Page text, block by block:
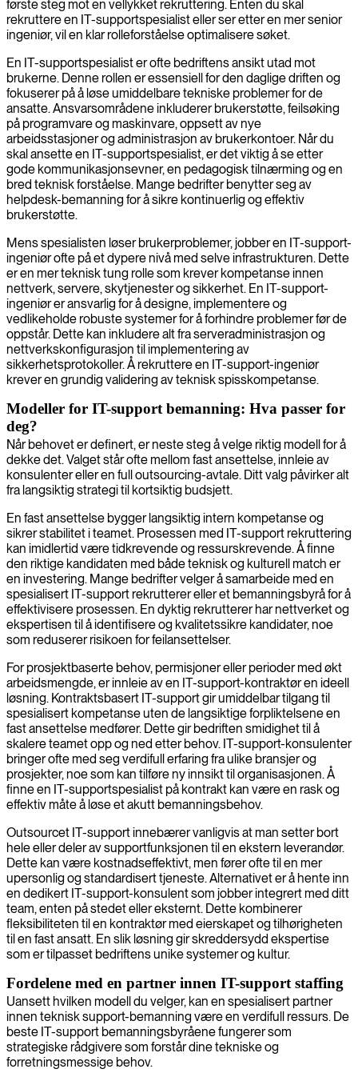
første steg mot en vellykket rekruttering. Enten du skal
rekruttere en IT-supportspesialist eller ser etter en mer senior
ingeniør, vil en klar rolleforståelse optimalisere søket.
En IT-supportspesialist er ofte bedriftens ansikt utad mot
brukerne. Denne rollen er essensiell for den daglige driften og
fokuserer på å løse umiddelbare tekniske problemer for de
ansatte. Ansvarsområdene inkluderer brukerstøtte, feilsøking
på programvare og maskinvare, oppsett av nye
arbeidsstasjoner og administrasjon av brukerkontoer. Når du
skal ansette en IT-supportspesialist, er det viktig å se etter
gode kommunikasjonsevner, en pedagogisk tilnærming og en
bred teknisk forståelse. Mange bedrifter benytter seg av
helpdesk-bemanning for å sikre kontinuerlig og effektiv
brukerstøtte.
Mens spesialisten løser brukerproblemer, jobber en IT-support-
ingeniør ofte på et dypere nivå med selve infrastrukturen. Dette
er en mer teknisk tung rolle som krever kompetanse innen
nettverk, servere, skytjenester og sikkerhet. En IT-support-
ingeniør er ansvarlig for å designe, implementere og
vedlikeholde robuste systemer for å forhindre problemer før de
oppstår. Dette kan inkludere alt fra serveradministrasjon og
nettverkskonfigurasjon til implementering av
sikkerhetsprotokoller. Å rekruttere en IT-support-ingeniør
krever en grundig validering av teknisk spisskompetanse.
Modeller for IT-support bemanning: Hva passer for
deg?
Når behovet er definert, er neste steg å velge riktig modell for å
dekke det. Valget står ofte mellom fast ansettelse, innleie av
konsulenter eller en full outsourcing-avtale. Ditt valg påvirker alt
fra langsiktig strategi til kortsiktig budsjett.
En fast ansettelse bygger langsiktig intern kompetanse og
sikrer stabilitet i teamet. Prosessen med IT-support rekruttering
kan imidlertid være tidkrevende og ressurskrevende. Å finne
den riktige kandidaten med både teknisk og kulturell match er
en investering. Mange bedrifter velger å samarbeide med en
spesialisert IT-support rekrutterer eller et bemanningsbyrå for å
effektivisere prosessen. En dyktig rekrutterer har nettverket og
ekspertisen til å identifisere og kvalitetssikre kandidater, noe
som reduserer risikoen for feilansettelser.
For prosjektbaserte behov, permisjoner eller perioder med økt
arbeidsmengde, er innleie av en IT-support-kontraktør en ideell
løsning. Kontraktsbasert IT-support gir umiddelbar tilgang til
spesialisert kompetanse uten de langsiktige forpliktelsene en
fast ansettelse medfører. Dette gir bedriften smidighet til å
skalere teamet opp og ned etter behov. IT-support-konsulenter
bringer ofte med seg verdifull erfaring fra ulike bransjer og
prosjekter, noe som kan tilføre ny innsikt til organisasjonen. Å
finne en IT-supportspesialist på kontrakt kan være en rask og
effektiv måte å løse et akutt bemanningsbehov.
Outsourcet IT-support innebærer vanligvis at man setter bort
hele eller deler av supportfunksjonen til en ekstern leverandør.
Dette kan være kostnadseffektivt, men fører ofte til en mer
upersonlig og standardisert tjeneste. Alternativet er å hente inn
en dedikert IT-support-konsulent som jobber integrert med ditt
team, enten på stedet eller eksternt. Dette kombinerer
fleksibiliteten til en kontraktør med eierskapet og tilhørigheten
til en fast ansatt. En slik løsning gir skreddersydd ekspertise
som er tilpasset bedriftens unike systemer og kultur.
Fordelene med en partner innen IT-support staffing
Uansett hvilken modell du velger, kan en spesialisert partner
innen teknisk support-bemanning være en verdifull ressurs. De
beste IT-support bemanningsbyråene fungerer som
strategiske rådgivere som forstår dine tekniske og
forretningsmessige behov.